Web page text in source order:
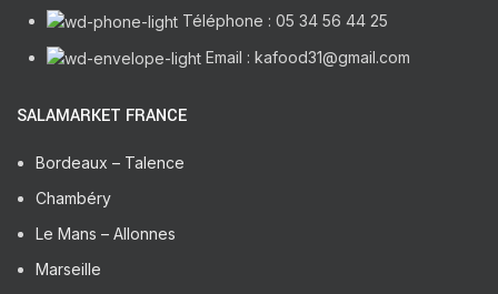
Téléphone : 05 34 56 44 25
Email : kafood31@gmail.com
SALAMARKET FRANCE
Bordeaux – Talence
Chambéry
Le Mans – Allonnes
Marseille